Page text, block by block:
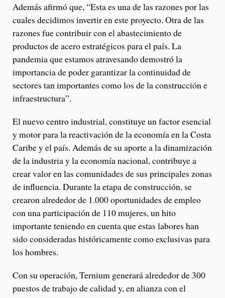
Además afirmó que, “Esta es una de las razones por las
cuales decidimos invertir en este proyecto. Otra de las
razones fue contribuir con el abastecimiento de
productos de acero estratégicos para el país. La
pandemia que estamos atravesando demostró la
importancia de poder garantizar la continuidad de
sectores tan importantes como los de la construcción e
infraestructura”.
El nuevo centro industrial, constituye un factor esencial
y motor para la reactivación de la economía en la Costa
Caribe y el país. Además de su aporte a la dinamización
de la industria y la economía nacional, contribuye a
crear valor en las comunidades de sus principales zonas
de influencia. Durante la etapa de construcción, se
crearon alrededor de 1.000 oportunidades de empleo
con una participación de 110 mujeres, un hito
importante teniendo en cuenta que estas labores han
sido consideradas históricamente como exclusivas para
los hombres.
Con su operación, Ternium generará alrededor de 300
puestos de trabajo de calidad y, en alianza con el